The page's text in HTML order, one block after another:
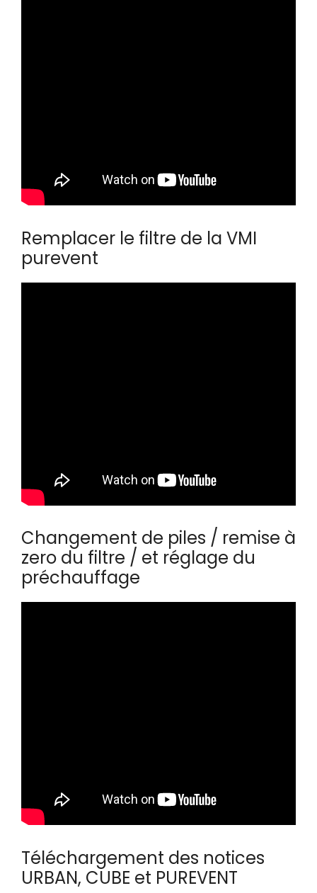
Remplacer le filtre de la VMI
purevent
Changement de piles / remise à
zero du filtre / et réglage du
préchauffage
Téléchargement des notices
URBAN, CUBE et PUREVENT